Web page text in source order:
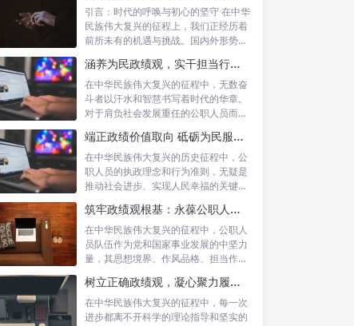
引言：时代的呼唤与初心的坚守 在中华
民族伟大复兴的征程上，我们正经历着
前所未有的机遇与挑战。国内外形势复
涵养为民政绩观，实干担当行稳致远：新时代公仆的价值坐标与实践航向
在中华民族伟大复兴的征程中，无数奋
斗者以汗水和智慧书写着时代的华章。
对于肩负社会发展重任的公职人员而
端正政绩价值取向 砥砺为民服务初心：新时代公仆的责任与担当
在中华民族伟大复兴的历史征程中，公
职人员的执政理念和行为准则，无疑是
推动社会进步、实现人民幸福的关键所
筑牢政绩观根基：永葆公职人员本色的时代考量与实践路径
在中华民族伟大复兴的征程中，公职人
员队伍作为党和国家事业发展的中坚力
量，其思想境界、作风品格、担当作为
树立正确政绩观，凝心聚力履职尽责：新时代下的治理智慧与实践路径
在中华民族伟大复兴的征程中，每一次
进步都离不开科学的理论指导和坚实的